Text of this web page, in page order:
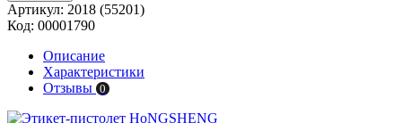
Артикул: 2018 (55201)
Код: 00001790
Описание
Характеристики
Отзывы 0